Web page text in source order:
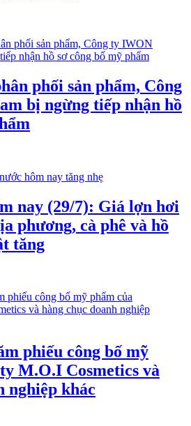
phối sản phẩm, Công
bị ngừng tiếp nhận hồ
nay (29/7): Giá lợn hơi
phương, cà phê và hồ
tăng
phiếu công bố mỹ
M.O.I Cosmetics và
nghiệp khác